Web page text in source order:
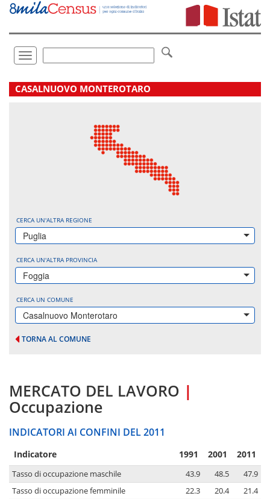
Vai
direttamente
Toggle
navigation
.
CASALNUOVO MONTEROTARO
CERCA UN'ALTRA REGIONE
Puglia
CERCA UN'ALTRA PROVINCIA
Foggia
CERCA UN COMUNE
Casalnuovo Monterotaro
TORNA AL COMUNE
MERCATO DEL LAVORO |
Occupazione
INDICATORI AI CONFINI DEL 2011
Indicatore 1991 2001 2011
Tasso di occupazione maschile 43.9 48.5
47.9
Tasso di occupazione femminile
22.3 20.4
21.4